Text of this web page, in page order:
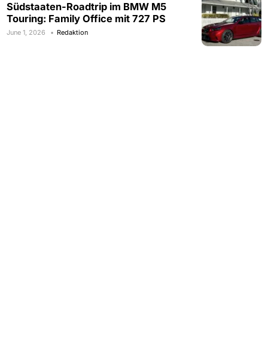
Südstaaten-Roadtrip im BMW M5
Touring: Family Office mit 727 PS
June 1, 2026 Redaktion